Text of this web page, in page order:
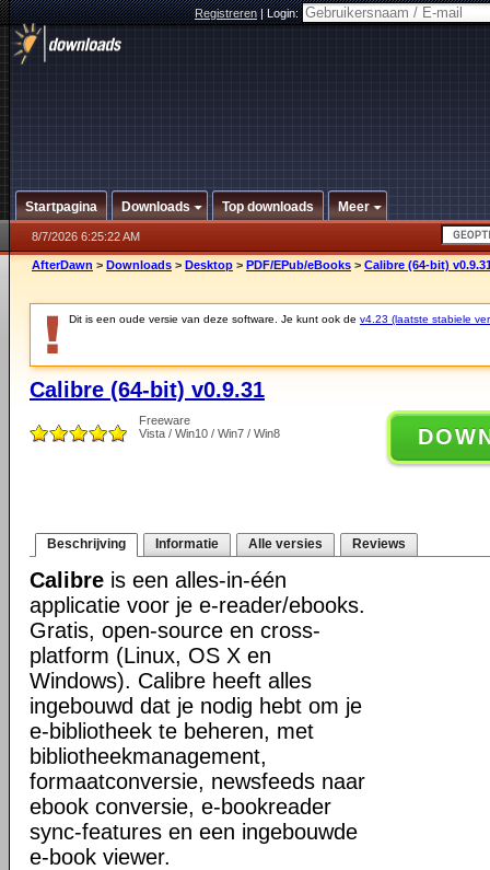
Registreren|Login:
Startpagina Downloads Top downloads Meer
8/7/2026 6:25:22 AM
AfterDawn > Downloads > Desktop > PDF/EPub/eBooks > Calibre (64-bit)
Dit is een oude versie van deze software. Je kunt ook de v4.23 (laatste stabiele
Calibre (64-bit) v0.9.31
Freeware
Vista / Win10 / Win7 / Win8
Beschrijving Informatie Alle versies Reviews
Calibre is een alles-in-één
applicatie voor je e-reader/ebooks.
Gratis, open-source en cross-
platform (Linux, OS X en
Windows). Calibre heeft alles
ingebouwd dat je nodig hebt om je
e-bibliotheek te beheren, met
bibliotheekmanagement,
formaatconversie, newsfeeds naar
ebook conversie, e-bookreader
sync-features en een ingebouwde
e-book viewer.